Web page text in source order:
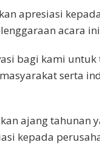
apresiasi
acara
bagi kami
serta
ajang tahunan
kepada